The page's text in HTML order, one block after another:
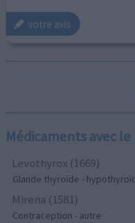
votre avis
Médicaments avec
Levothyrox (1669)
Glande thyroïde -
Mirena (1581)
Contraception - autre